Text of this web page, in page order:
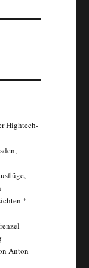
Hightech-
*
–
Anton